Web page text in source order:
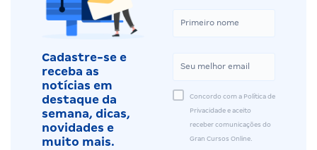
Cadastre-se e
receba as
notícias em
destaque da
semana, dicas,
novidades e
muito mais.
Concordo com a Política de
Privacidade e aceito
receber comunicações do
Gran Cursos Online.